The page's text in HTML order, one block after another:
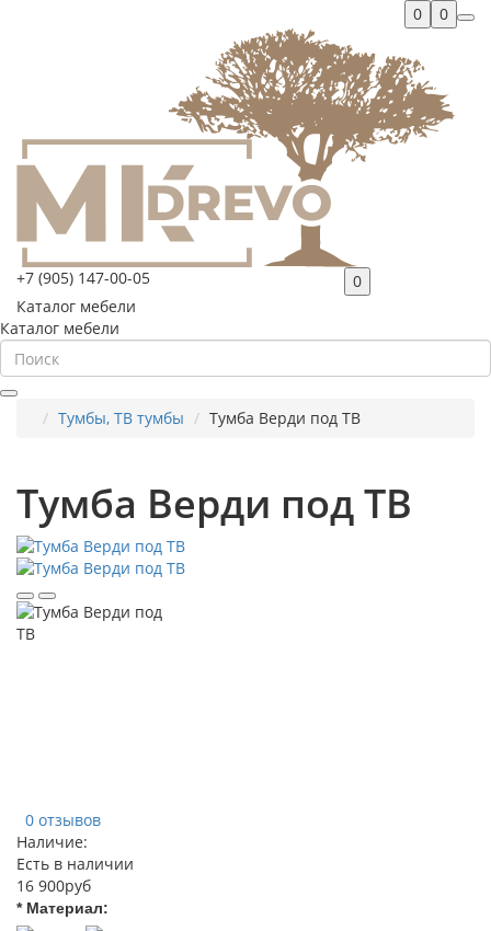
0
0
+7 (905) 147-00-05
0
Каталог мебели
Каталог мебели
Тумбы, ТВ тумбы Тумба Верди под ТВ
Тумба Верди под ТВ
0 отзывов
Наличие:
Есть в наличии
16 900руб
* Материал: